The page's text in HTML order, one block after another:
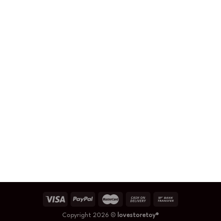
Copyright 2026 © lovestoretoy®